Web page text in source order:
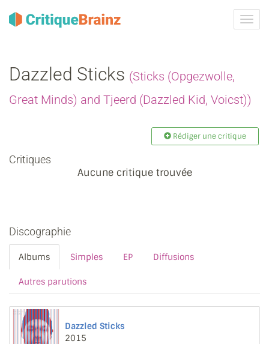
la
Dazzled Sticks (Sticks (Opgezwolle,
Great Minds) and Tjeerd (Dazzled Kid, Voicst))
Rédiger une critique
Critiques
Aucune critique trouvée
Discographie
Albums Simples EP Diffusions
Autres parutions
Dazzled Sticks
2015